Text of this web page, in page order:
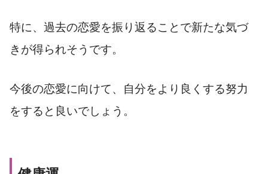
特に、過去の恋愛を振り返ることで新たな気づ
きが得られそうです。
今後の恋愛に向けて、自分をより良くする努力
をすると良いでしょう。